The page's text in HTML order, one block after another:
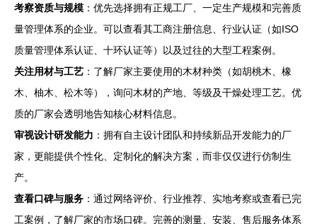
考察资质与规模 ：优先选择拥有正规工厂、一定生产规模和完善质
量管理体系的企业。可以查看其工商注册信息、行业认证（如ISO
质量管理体系认证、十环认证等）以及过往的大型工程案例。
关注用材与工艺 ：了解厂家主要使用的木材种类（如胡桃木、橡
木、柚木、松木等），询问木材的产地、等级及干燥处理工艺。优
质的厂家会透明地告知核心材料信息。
审视设计研发能力 ：拥有自主设计团队和持续新品开发能力的厂
家，更能提供个性化、定制化的解决方案，而非仅仅进行仿制生
产。
查看口碑与服务 ：通过网络评价、行业推荐、实地考察或查看已完
工案例，了解厂家的市场口碑。完善的测量、安装、售后服务体系